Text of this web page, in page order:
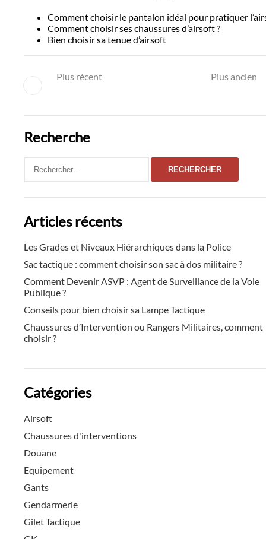
Comment choisir le pantalon idéal pour pratiquer
Comment choisir ses chaussures d’airsoft ?
Bien choisir sa tenue d’airsoft
Plus récent Plus ancien
Recherche
Rechercher :
Articles récents
Les Grades et Niveaux Hiérarchiques dans la Police
Sac tactique : comment choisir son sac à dos militaire ?
Comment Devenir ASVP : Agent de Surveillance de la Voie
Publique ?
Conseils pour bien choisir sa Lampe Tactique
Chaussures d’Intervention ou Rangers Militaires, comment
choisir ?
Catégories
Airsoft
Chaussures d'interventions
Douane
Equipement
Gants
Gendarmerie
Gilet Tactique